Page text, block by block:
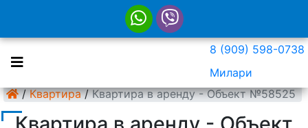
8 (909) 598-0738
Милари
/ Квартира / Квартира в аренду - Объект №58525